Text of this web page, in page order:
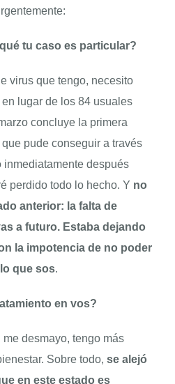
tu caso es particular?
virus que tengo, necesito
lugar de los 84 usuales
concluye la primera
pude conseguir a través
inmediatamente después
perdido todo lo hecho. Y no
anterior: la falta de
a futuro. Estaba dejando
la impotencia de no poder
que sos.
en vos?
desmayo, tengo más
Sobre todo, se alejó
en este estado es